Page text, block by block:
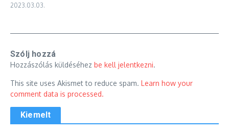
2023.03.03.
Szólj hozzá
Hozzászólás küldéséhez be kell jelentkezni.
This site uses Akismet to reduce spam. Learn how your
comment data is processed.
Kiemelt